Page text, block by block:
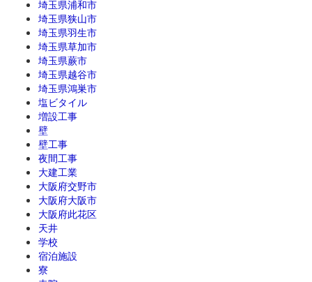
埼玉県浦和市
埼玉県狭山市
埼玉県羽生市
埼玉県草加市
埼玉県蕨市
埼玉県越谷市
埼玉県鴻巣市
塩ビタイル
増設工事
壁
壁工事
夜間工事
大建工業
大阪府交野市
大阪府大阪市
大阪府此花区
天井
学校
宿泊施設
寮